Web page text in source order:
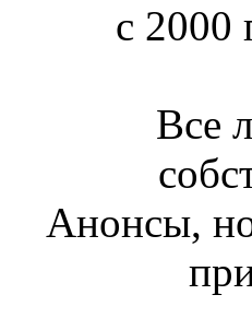
c 2000
Все
Анонсы,